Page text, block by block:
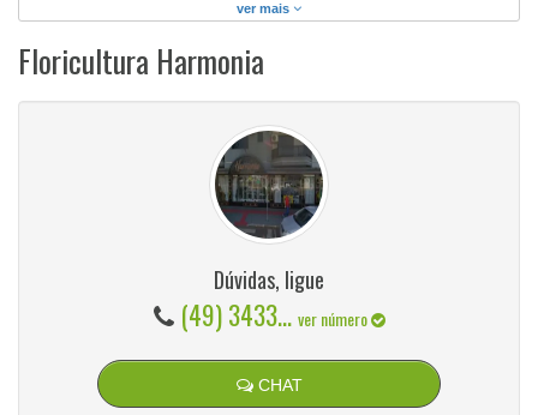
ver mais
Floricultura Harmonia
Dúvidas, ligue
(49) 3433... ver número
CHAT